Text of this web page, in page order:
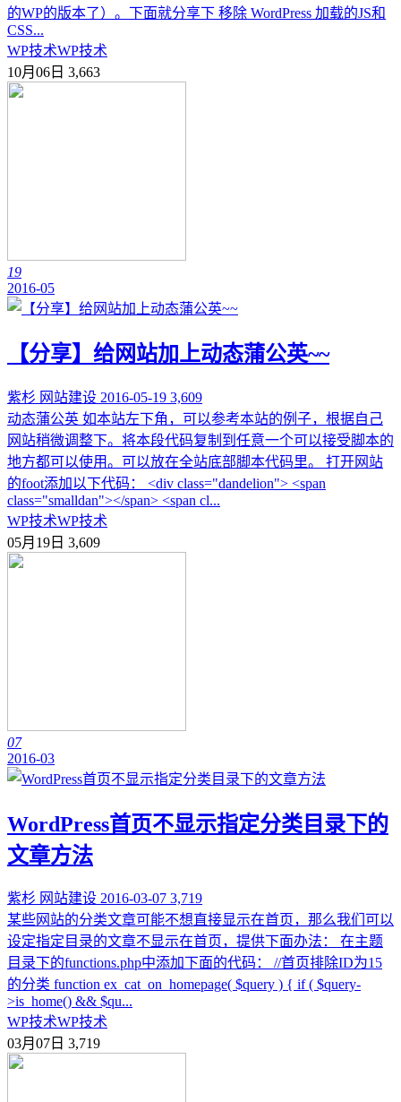
的WP的版本了）。下面就分享下 移除 WordPress 加载的JS和
CSS...
WP技术WP技术
10月06日 3,663
19
2016-05
【分享】给网站加上动态蒲公英~~
紫杉 网站建设 2016-05-19 3,609
动态蒲公英 如本站左下角，可以参考本站的例子，根据自己
网站稍微调整下。将本段代码复制到任意一个可以接受脚本的
地方都可以使用。可以放在全站底部脚本代码里。 打开网站
的foot添加以下代码： <div class="dandelion"> <span
class="smalldan"></span> <span cl...
WP技术WP技术
05月19日 3,609
07
2016-03
WordPress首页不显示指定分类目录下的
文章方法
紫杉 网站建设 2016-03-07 3,719
某些网站的分类文章可能不想直接显示在首页，那么我们可以
设定指定目录的文章不显示在首页，提供下面办法： 在主题
目录下的functions.php中添加下面的代码： //首页排除ID为15
的分类 function ex_cat_on_homepage( $query ) { if ( $query-
>is_home() && $qu...
WP技术WP技术
03月07日 3,719